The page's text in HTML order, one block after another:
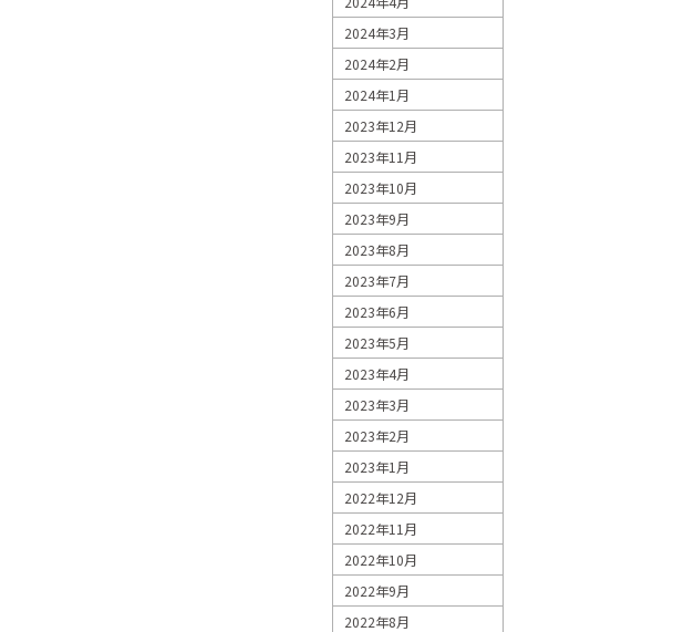
2024年3月
2024年2月
2024年1月
2023年12月
2023年11月
2023年10月
2023年9月
2023年8月
2023年7月
2023年6月
2023年5月
2023年4月
2023年3月
2023年2月
2023年1月
2022年12月
2022年11月
2022年10月
2022年9月
2022年8月